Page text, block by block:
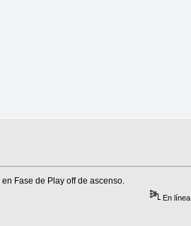
Fase de Play off de ascenso.
En línea